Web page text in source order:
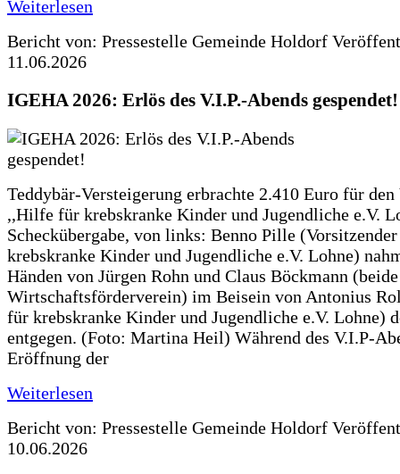
Weiterlesen
Bericht von: Pressestelle Gemeinde Holdorf
11.06.2026
IGEHA 2026: Erlös des V.I.P.-Abends gespendet!
Teddybär-Versteigerung erbrachte 2.410 Euro für den
,,Hilfe für krebskranke Kinder und Jugendliche e.V.
Scheckübergabe, von links: Benno Pille
krebskranke Kinder und Jugendliche e.V. Lohne)
Händen von Jürgen Rohn und Claus Böckmann
Wirtschaftsförderverein) im Beisein von Antonius
für krebskranke Kinder und Jugendliche e.V. Lohne)
entgegen. (Foto: Martina Heil) Während des V.I.P-
Eröffnung der
Weiterlesen
Bericht von: Pressestelle Gemeinde Holdorf
10.06.2026